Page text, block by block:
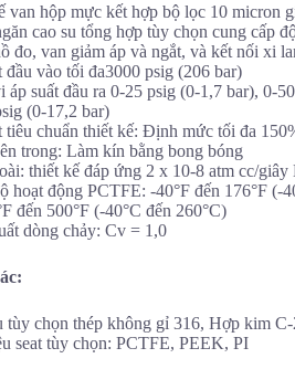
van hộp mực kết hợp bộ lọc 10 micron
cao su tổng hợp tùy chọn cung cấp
đo, van giảm áp và ngắt, và kết nối xi
đầu vào tối đa3000 psig (206 bar)
áp suất đầu ra 0-25 psig (0-1,7 bar), 0-
(0-17,2 bar)
tiêu chuẩn thiết kế: Định mức tối đa
trong: Làm kín bằng bong bóng
thiết kế đáp ứng 2 x 10-8 atm cc/giây
hoạt động PCTFE: -40°F đến 176°F (-
đến 500°F (-40°C đến 260°C)
dòng chảy: Cv = 1,0
tùy chọn thép không gỉ 316, Hợp kim
seat tùy chọn: PCTFE, PEEK, PI